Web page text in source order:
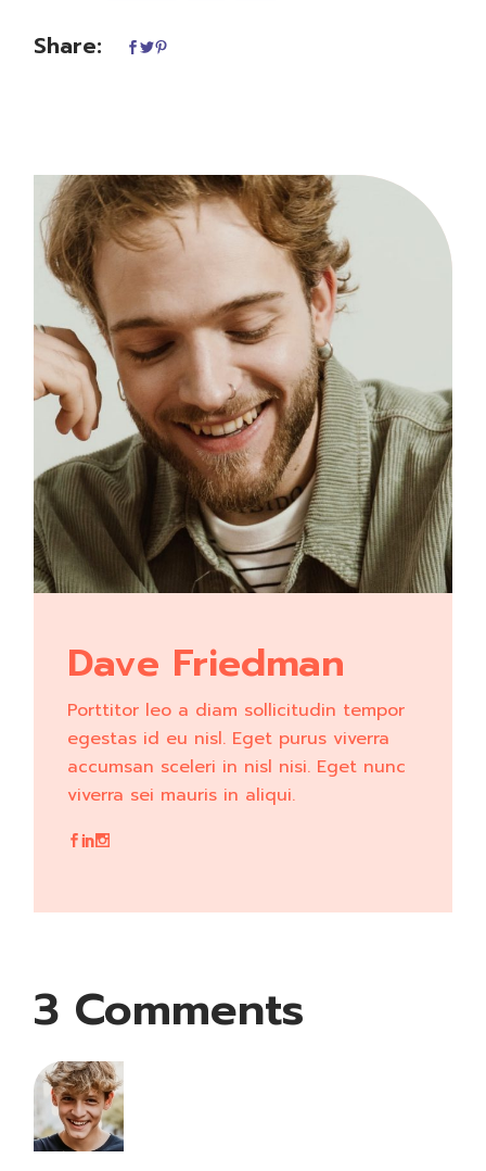
Share:
Dave Friedman
Porttitor leo a diam sollicitudin tempor
egestas id eu nisl. Eget purus viverra
accumsan sceleri in nisl nisi. Eget nunc
viverra sei mauris in aliqui.
3 Comments